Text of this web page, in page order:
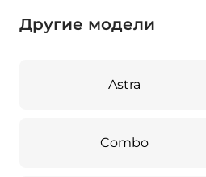
Другие модели
Astra
Combo